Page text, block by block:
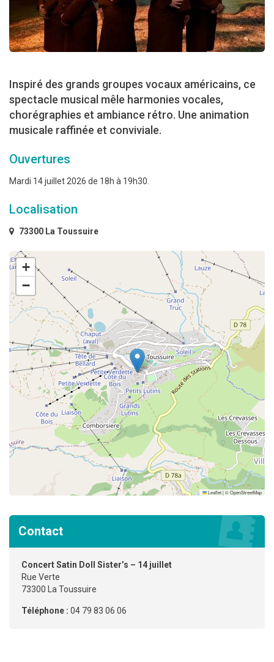
Inspiré des grands groupes vocaux américains, ce
spectacle musical mêle harmonies vocales,
chorégraphies et ambiance rétro. Une animation
musicale raffinée et conviviale.
Ouvertures
Mardi 14 juillet 2026 de 18h à 19h30.
Localisation
73300 La Toussuire
+
−
Leaflet|©OpenStreetMap
Contact
Concert Satin Doll Sister’s – 14 juillet
Rue Verte
73300 La Toussuire
Téléphone : 04 79 83 06 06